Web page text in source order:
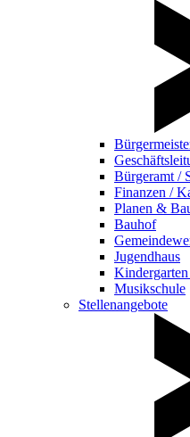
Bürgeramt /
Finanzen /
Planen &
Bauhof
Jugendhaus
Kindergarten
Musikschule
Stellenangebote